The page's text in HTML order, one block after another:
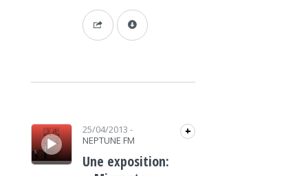
Lecteur audio 25/04/2013 -
NEPTUNE FM
+
Une exposition: